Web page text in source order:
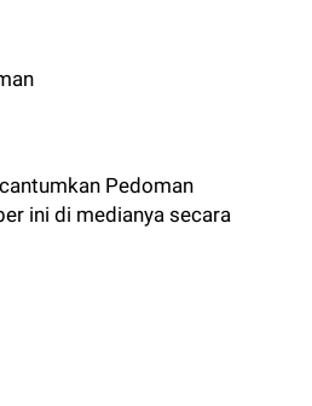
Pedoman
ini di medianya secara